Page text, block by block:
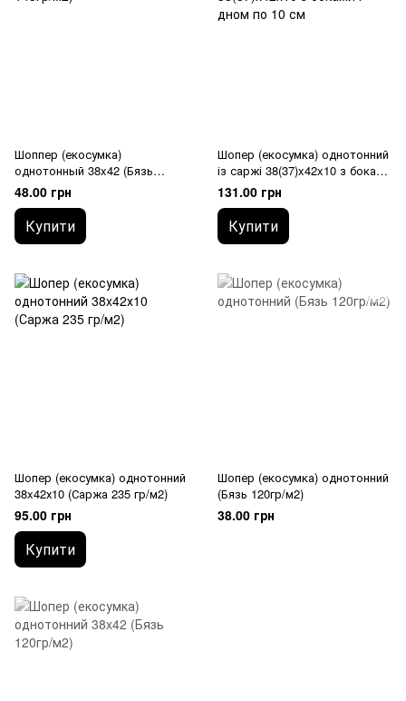
Шоппер (екосумка)
однотонный 38x42 (Бязь
145гр/м2)
48.00 грн
Купити
Шопер (екосумка) однотонний
із саржі 38(37)x42x10 з боками
і дном по 10 см
131.00 грн
Купити
Шопер (екосумка) однотонний
38x42х10 (Саржа 235 гр/м2)
95.00 грн
Купити
Шопер (екосумка) однотонний
(Бязь 120гр/м2)
38.00 грн